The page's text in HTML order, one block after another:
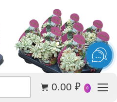
0.00 ₽ 0